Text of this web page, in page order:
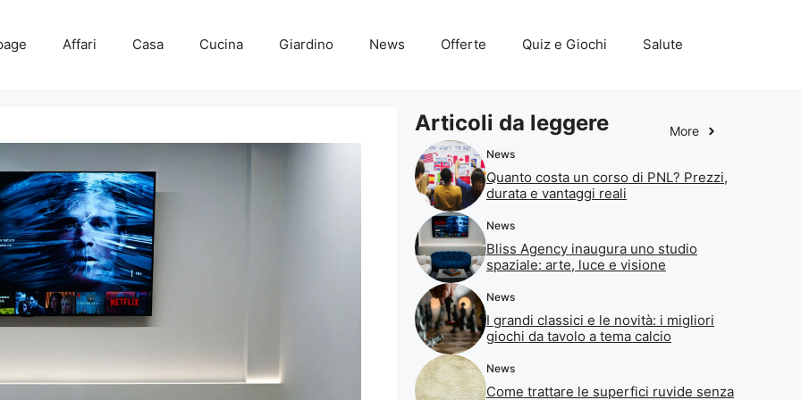
Affari Casa Cucina Giardino News Offerte Quiz e Giochi Salute
Articoli da leggere More
News
Quanto costa un corso di PNL? Prezzi,
durata e vantaggi reali
News
Bliss Agency inaugura uno studio
spaziale: arte, luce e visione
News
I grandi classici e le novità: i migliori
giochi da tavolo a tema calcio
News
Come trattare le superfici ruvide senza